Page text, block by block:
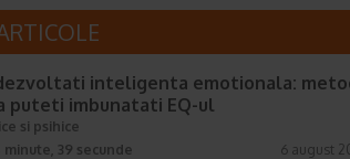
dezvoltati inteligenta emotionala:
puteti imbunatati EQ-ul
si psihice
minute, 39 secunde
6 august